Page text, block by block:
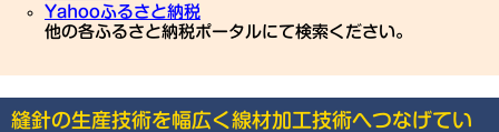
Yahooふるさと納税
他の各ふるさと納税ポータルにて検索ください。
縫針の生産技術を幅広く線材加工技術へつなげてい